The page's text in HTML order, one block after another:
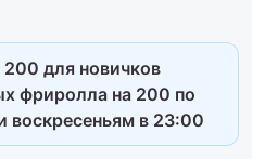
200 для новичков
фриролла на 200 по
воскресеньям в 23:00